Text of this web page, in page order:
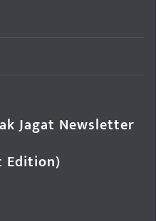
Jagat Newsletter
Edition)